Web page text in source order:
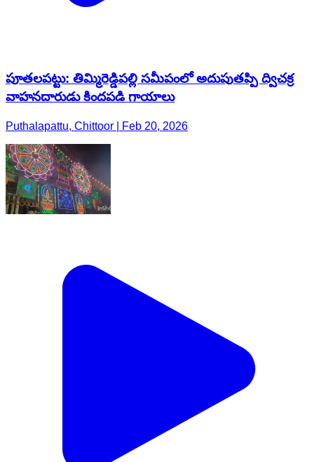
పూతలపట్టు: తిమ్మిరెడ్డిపల్లి సమీపంలో అదుపుతప్పి ద్విచక్ర
వాహనదారుడు కిందపడి గాయాలు
Puthalapattu, Chittoor | Feb 20, 2026